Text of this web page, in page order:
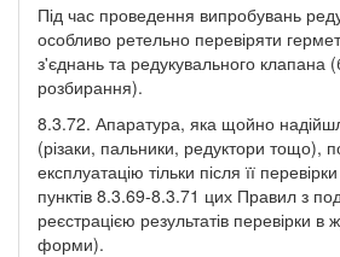
Під час проведення випробувань
особливо ретельно перевіряти
з'єднань та редукувального клапана
розбирання).
8.3.72. Апаратура, яка щойно
(різаки, пальники, редуктори тощо),
експлуатацію тільки після її
пунктів 8.3.69-8.3.71 цих Правил з
реєстрацією результатів перевірки в
форми).